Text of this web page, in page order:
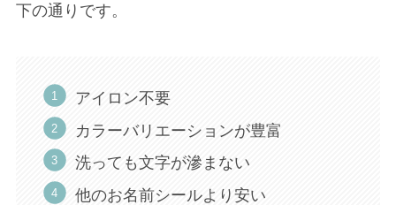
下の通りです。
アイロン不要
カラーバリエーションが豊富
洗っても文字が滲まない
他のお名前シールより安い